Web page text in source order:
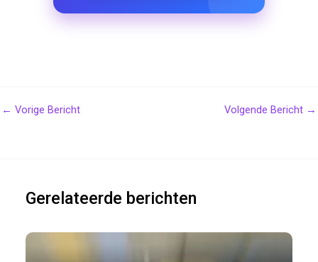
← Vorige Bericht Volgende Bericht →
Gerelateerde berichten